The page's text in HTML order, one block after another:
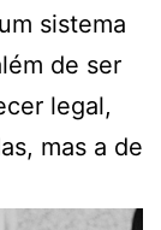
sistema
de ser
legal,
mas a de